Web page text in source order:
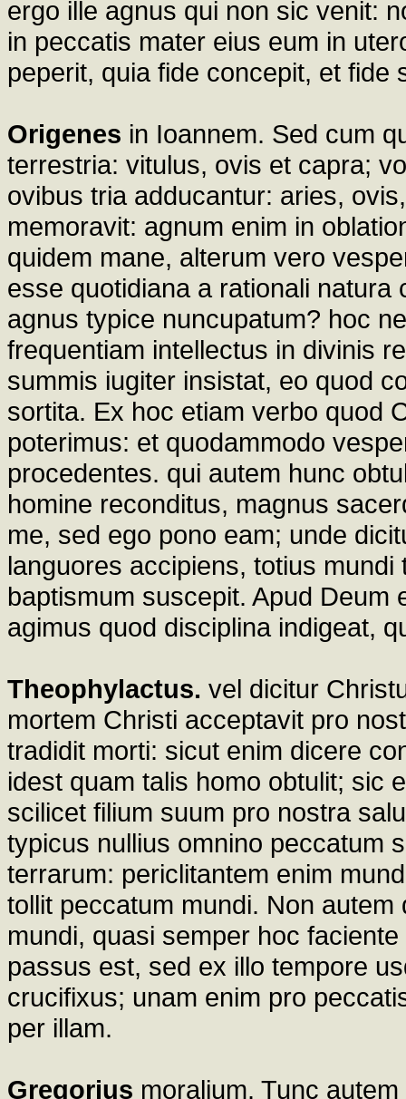
ergo ille agnus qui non sic venit:
in peccatis mater eius eum in
peperit, quia fide concepit, et fide
Origenes in Ioannem. Sed cum
terrestria: vitulus, ovis et capra;
ovibus tria adducantur: aries,
memoravit: agnum enim in
quidem mane, alterum vero
esse quotidiana a rationali
agnus typice nuncupatum? hoc
frequentiam intellectus in divinis
summis iugiter insistat, eo quod
sortita. Ex hoc etiam verbo quod
poterimus: et quodammodo
procedentes. qui autem hunc
homine reconditus, magnus
me, sed ego pono eam; unde
languores accipiens, totius
baptismum suscepit. Apud
agimus quod disciplina indigeat,
Theophylactus. vel dicitur
mortem Christi acceptavit pro
tradidit morti: sicut enim dicere
idest quam talis homo obtulit; sic
scilicet filium suum pro nostra
typicus nullius omnino peccatum
terrarum: periclitantem enim
tollit peccatum mundi. Non
mundi, quasi semper hoc
passus est, sed ex illo tempore
crucifixus; unam enim pro
per illam.
Gregorius moralium. Tunc